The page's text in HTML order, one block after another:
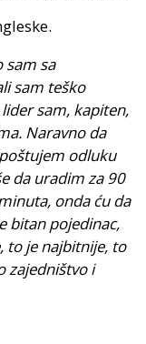
sam sa
sam teško
sam, kapiten,
Naravno da
odluku
da uradim za 90
onda ću da
bitan pojedinac,
to je najbitnije, to
zajedništvo i